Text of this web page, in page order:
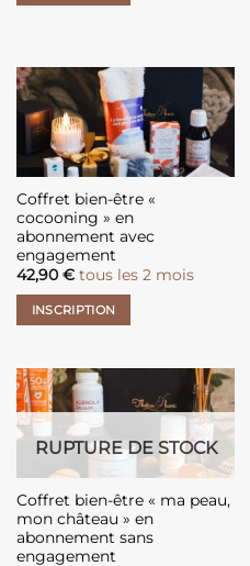
Coffret bien-être «
cocooning » en
abonnement avec
engagement
42,90 € tous les 2 mois
INSCRIPTION
RUPTURE DE STOCK
Coffret bien-être « ma peau,
mon château » en
abonnement sans
engagement